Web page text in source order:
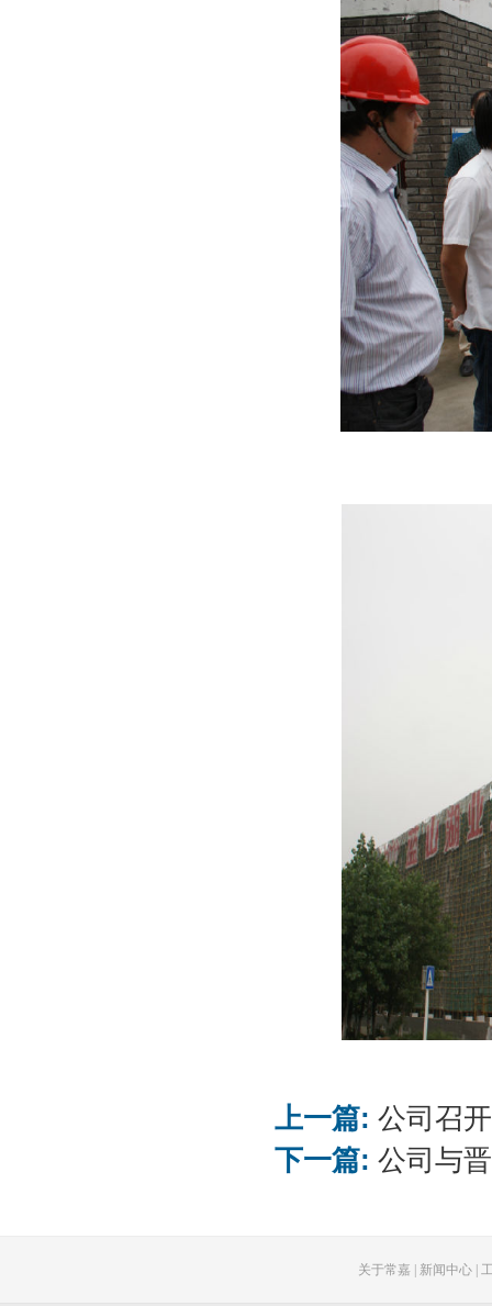
上一篇: 公司召
下一篇: 公司与
关于常嘉 新闻中心